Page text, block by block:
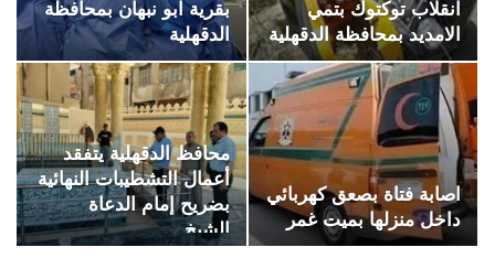
انقلاب توكتوك بتمي
الامديد بمحافظة الدقهلية
بقرية ابو نبهان بمحافظة
الدقهلية
اصابة فتاة بصعق كهربائي
داخل منزلها بميت غمر
محافظ الدقهلية يتفقد
أعمال التشطيبات النهائية
بضريح إمام الدعاة
الشيخ…